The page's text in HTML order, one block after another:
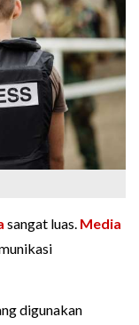
sangat luas. Media
digunakan